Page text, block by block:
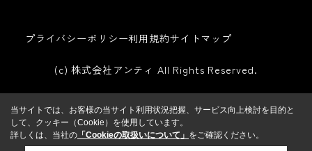
プライバシーポリシー利用規約サイトマップ
(c) 株式会社アンティ All Rights Reserved.
当サイトでは、お客様の当サイト利用状況把握、サービス向上検討を目的と
して、クッキー（Cookie）を使用しています。
詳しくは、当社の 「Cookieの取扱いについて」 をご確認ください。